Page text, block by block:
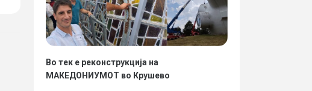
Во тек е реконструкција на
МАКЕДОНИУМОТ во Крушево